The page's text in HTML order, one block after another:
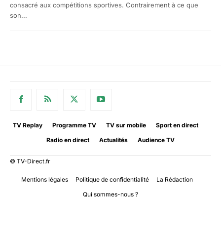
consacré aux compétitions sportives. Contrairement à ce que
son...
TV Replay Programme TV TV sur mobile
Sport en direct
Radio en direct
Actualités Audience TV
© TV-Direct.fr
Mentions légales Politique de confidentialité
La Rédaction
Qui sommes-nous ?